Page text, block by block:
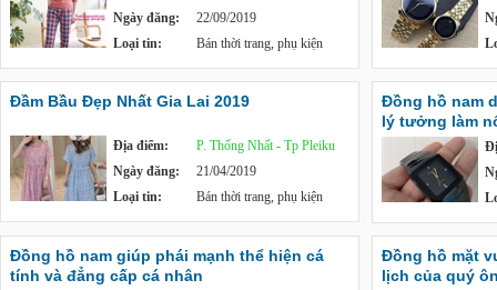
Ngày đăng:
22/09/2019
Loại tin:
Bán thời trang, phụ kiện
Đầm Bầu Đẹp Nhất Gia Lai 2019
Địa điểm:
P. Thống Nhất - Tp Pleiku
Ngày đăng:
21/04/2019
Loại tin:
Bán thời trang, phụ kiện
Đồng hồ nam
lý tưởng làm
Đồng hồ nam giúp phái mạnh thể hiện cá
tính và đẳng cấp cá nhân
Đồng hồ mặt
lịch của quý